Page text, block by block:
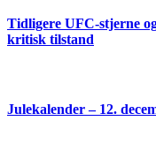
Tidligere UFC-stjerne
kritisk tilstand
Julekalender – 12.